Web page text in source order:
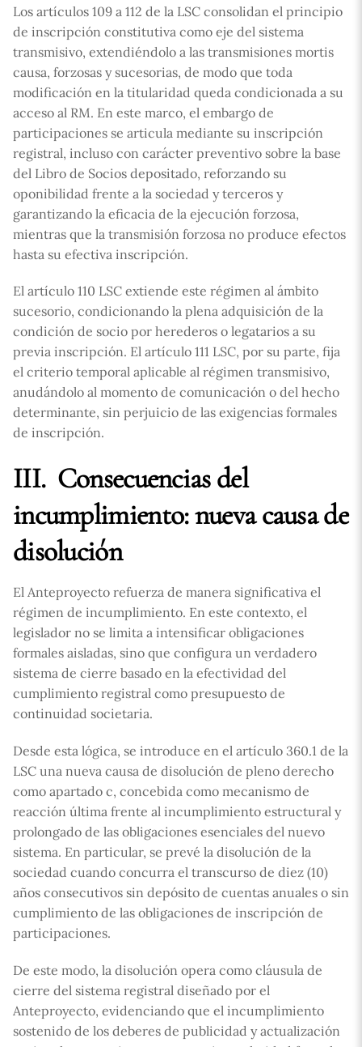
Los artículos 109 a 112 de la LSC consolidan el principio
de inscripción constitutiva como eje del sistema
transmisivo, extendiéndolo a las transmisiones mortis
causa, forzosas y sucesorias, de modo que toda
modificación en la titularidad queda condicionada a su
acceso al RM. En este marco, el embargo de
participaciones se articula mediante su inscripción
registral, incluso con carácter preventivo sobre la base
del Libro de Socios depositado, reforzando su
oponibilidad frente a la sociedad y terceros y
garantizando la eficacia de la ejecución forzosa,
mientras que la transmisión forzosa no produce efectos
hasta su efectiva inscripción.
El artículo 110 LSC extiende este régimen al ámbito
sucesorio, condicionando la plena adquisición de la
condición de socio por herederos o legatarios a su
previa inscripción. El artículo 111 LSC, por su parte, fija
el criterio temporal aplicable al régimen transmisivo,
anudándolo al momento de comunicación o del hecho
determinante, sin perjuicio de las exigencias formales
de inscripción.
III. Consecuencias del
incumplimiento: nueva causa de
disolución
El Anteproyecto refuerza de manera significativa el
régimen de incumplimiento. En este contexto, el
legislador no se limita a intensificar obligaciones
formales aisladas, sino que configura un verdadero
sistema de cierre basado en la efectividad del
cumplimiento registral como presupuesto de
continuidad societaria.
Desde esta lógica, se introduce en el artículo 360.1 de la
LSC una nueva causa de disolución de pleno derecho
como apartado c, concebida como mecanismo de
reacción última frente al incumplimiento estructural y
prolongado de las obligaciones esenciales del nuevo
sistema. En particular, se prevé la disolución de la
sociedad cuando concurra el transcurso de diez (10)
años consecutivos sin depósito de cuentas anuales o sin
cumplimiento de las obligaciones de inscripción de
participaciones.
De este modo, la disolución opera como cláusula de
cierre del sistema registral diseñado por el
Anteproyecto, evidenciando que el incumplimiento
sostenido de los deberes de publicidad y actualización